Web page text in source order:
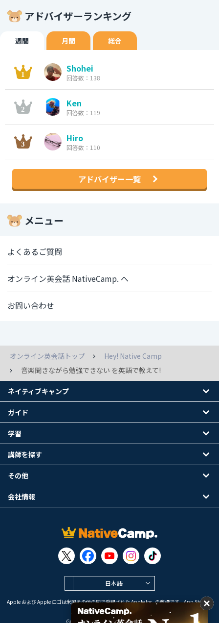
アドバイザーランキング
週間 月間 総合
Shohei
回答数：138
Ken
回答数：119
Hiro
回答数：110
アドバイザー一覧
メニュー
よくあるご質問
オンライン英会話 NativeCamp. へ
お問い合わせ
オンライン英会話トップ
Hey! Native Camp
音楽聞きながら勉強できない を英語で教えて!
日本語
Apple および Apple ロゴは米国その他の国で登録された Apple Inc. の商標です。App Store は
Apple Inc. のサービスマークです。
Google Play は Google LLC の商標です。
ネイティブキャンプ
ガイド
学習
講師を探す
その他
会社情報